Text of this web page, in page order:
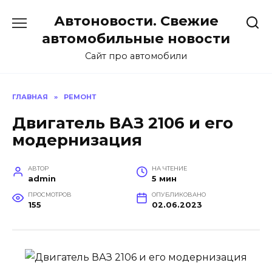
содержанию
Автоновости. Свежие
автомобильные новости
Сайт про автомобили
ГЛАВНАЯ » РЕМОНТ
Двигатель ВАЗ 2106 и его
модернизация
АВТОР
admin
НА ЧТЕНИЕ
5 мин
ПРОСМОТРОВ
155
ОПУБЛИКОВАНО
02.06.2023